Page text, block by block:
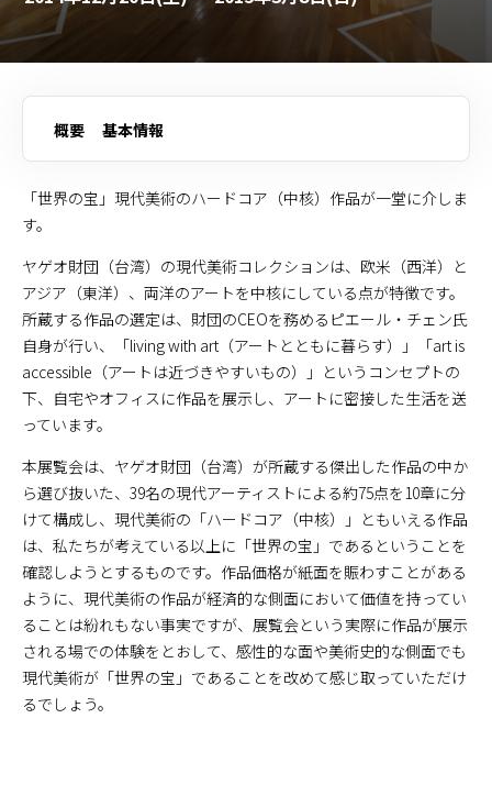
概要 基本情報
「世界の宝」現代美術のハードコア（中核）作品が一堂に介しま
す。
ヤゲオ財団（台湾）の現代美術コレクションは、欧米（西洋）と
アジア（東洋）、両洋のアートを中核にしている点が特徴です。
所蔵する作品の選定は、財団のCEOを務めるピエール・チェン氏
自身が行い、「living with art（アートとともに暮らす）」「art is
accessible（アートは近づきやすいもの）」というコンセプトの
下、自宅やオフィスに作品を展示し、アートに密接した生活を送
っています。
本展覧会は、ヤゲオ財団（台湾）が所蔵する傑出した作品の中か
ら選び抜いた、39名の現代アーティストによる約75点を10章に分
けて構成し、現代美術の「ハードコア（中核）」ともいえる作品
は、私たちが考えている以上に「世界の宝」であるということを
確認しようとするものです。作品価格が紙面を賑わすことがある
ように、現代美術の作品が経済的な側面において価値を持ってい
ることは紛れもない事実ですが、展覧会という実際に作品が展示
される場での体験をとおして、感性的な面や美術史的な側面でも
現代美術が「世界の宝」であることを改めて感じ取っていただけ
るでしょう。